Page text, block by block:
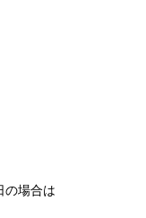
の場合は